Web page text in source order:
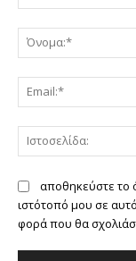
αποθηκεύστε το
ιστότοπό μου σε
φορά που θα